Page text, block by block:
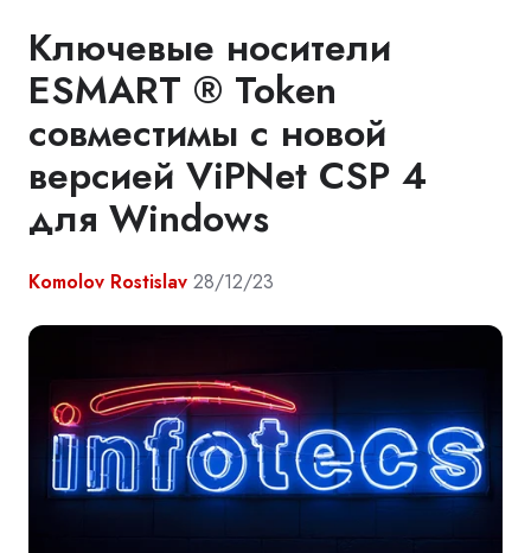
Ключевые носители
ESMART ® Token
совместимы с новой
версией ViPNet CSP 4
для Windows
Komolov Rostislav 28/12/23